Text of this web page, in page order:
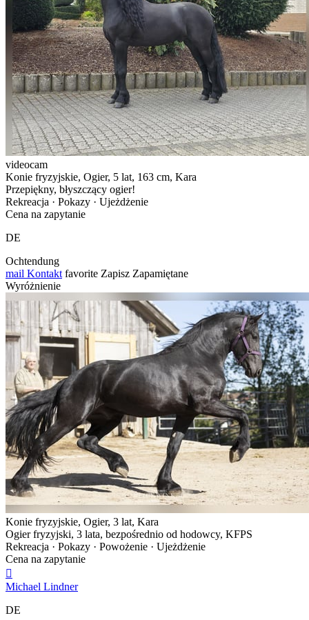
videocam
Konie fryzyjskie, Ogier, 5 lat, 163 cm, Kara
Przepiękny, błyszczący ogier!
Rekreacja · Pokazy · Ujeżdżenie
Cena na zapytanie
DE
Ochtendung
mail Kontakt favorite Zapisz Zapamiętane
Wyróżnienie
Konie fryzyjskie, Ogier, 3 lat, Kara
Ogier fryzyjski, 3 lata, bezpośrednio od hodowcy, KFPS
Rekreacja · Pokazy · Powożenie · Ujeżdżenie
Cena na zapytanie

Michael Lindner
DE